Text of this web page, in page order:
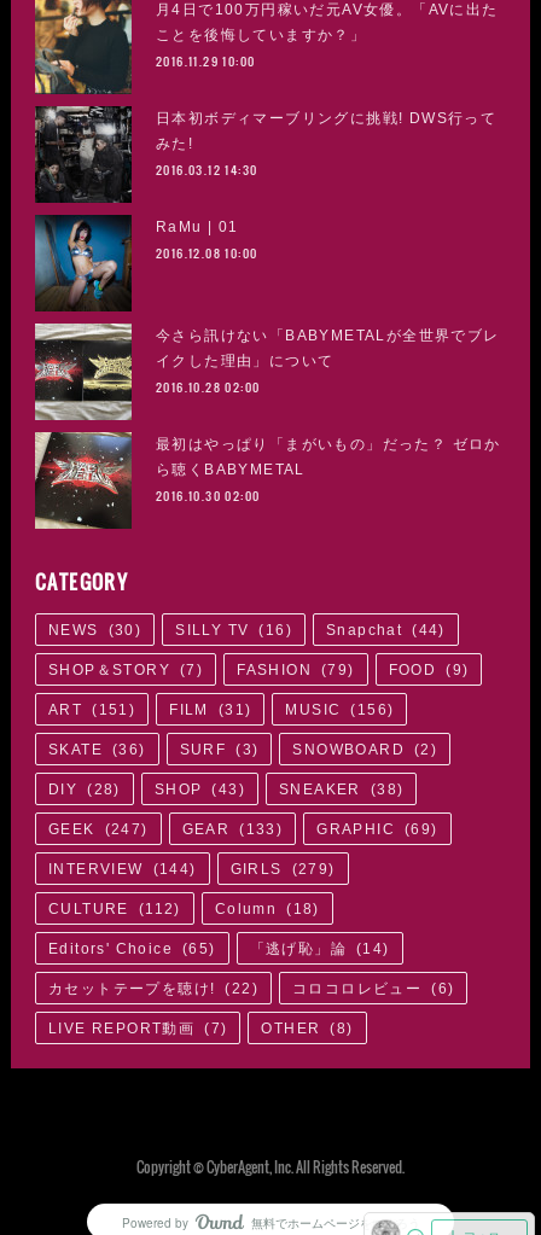
月4日で100万円稼いだ元AV女優。「AVに出た
ことを後悔していますか？」
2016.11.29 10:00
日本初ボディマーブリングに挑戦! DWS行って
みた!
2016.03.12 14:30
RaMu | 01
2016.12.08 10:00
今さら訊けない「BABYMETALが全世界でブレ
イクした理由」について
2016.10.28 02:00
最初はやっぱり「まがいもの」だった？ ゼロか
ら聴くBABYMETAL
2016.10.30 02:00
CATEGORY
NEWS (30) SILLY TV ( 16 ) Snapchat (44)
SHOP＆STORY (7 ) FASHION (79) FOOD (9)
ART ( 151 ) FILM (31) MUSIC ( 156)
SKATE (36) SURF (3) SNOWBOARD (2 )
DIY (28) SHOP (43 ) SNEAKER (38)
GEEK (247) GEAR ( 133 ) GRAPHIC (69)
INTERVIEW (144) GIRLS (279)
CULTURE (112) Column ( 18)
Editors' Choice (65) 「逃げ恥」論 (14)
カセットテープを聴け! (22 ) コロコロレビュー (6)
LIVE REPORT動画 (7) OTHER (8)
Copyright © CyberAgent, Inc. All Rights Reserved.
Powered by AmebaOwnd
無料でホームページをつくろう